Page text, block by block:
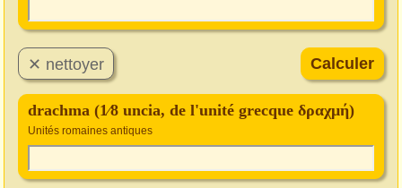
drachma (1⁄8 uncia, de l'unité grecque δραχμή)
Unités romaines antiques